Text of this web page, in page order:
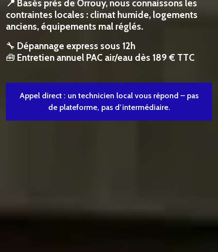
📍 Basés près de Orrouy, nous connaissons les
contraintes locales : climat humide, logements
anciens, équipements mal réglés.
🔧 Dépannage express sous 12h
🧰 Entretien annuel PAC air/eau dès 189 € TTC
Appel direct : un technicien local vous répond – pas
de plateforme, pas d’intermédiaire.